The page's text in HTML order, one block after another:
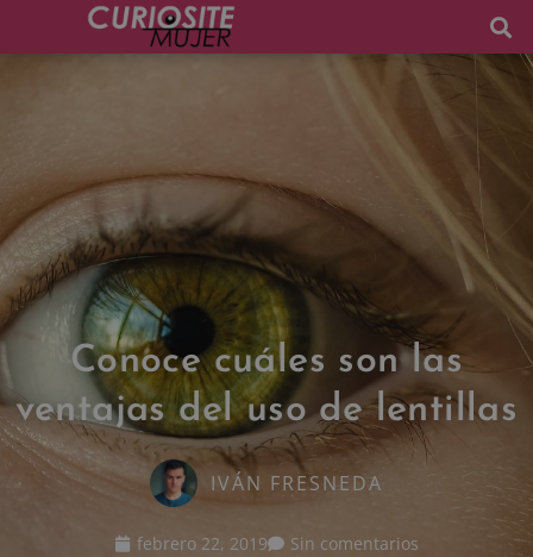
Conoce cuáles son las
ventajas del uso de lentillas
IVÁN FRESNEDA
febrero 22, 2019 Sin comentarios